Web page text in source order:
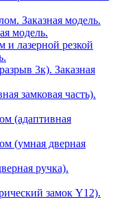
Заказная модель.
модель.
и лазерной резкой
3к). Заказная
замковая часть).
(адаптивная
(умная дверная
ручка).
замок Y12).